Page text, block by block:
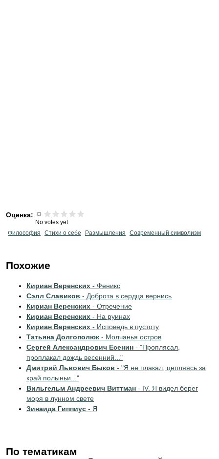
Оценка:
No votes yet
Философия
Стихи о себе Размышления Современный символизм
Похожие
Кириан Веренских - Феникс
Сэлл Славиков - Доброта в сердца вернись
Кириан Веренских - Отречение
Кириан Веренских - На руинах
Кириан Веренских - Исповедь в пустоту
Татьяна Долгополюк - Молчанья остров
Сергей Александрович Есенин - "Проплясал,
проплакал дождь весенний..."
Дмитрий Львович Быков - "Я не плакал, цепляясь за
край полыньи..."
Вильгельм Андреевич Виттман - IV. Я видел берег
моря в лунном свете
Зинаида Гиппиус - Я
По тематикам